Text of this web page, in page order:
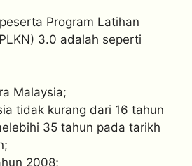
Program Latihan
3.0 adalah seperti
Malaysia;
tidak kurang dari 16 tahun
35 tahun pada tarikh
2008;